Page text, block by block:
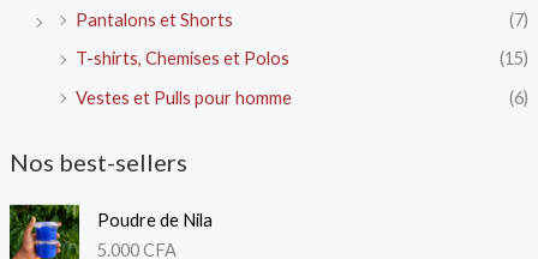
Pantalons et Shorts
(7)
T-shirts, Chemises et Polos
(15)
Vestes et Pulls pour homme
(6)
Nos best-sellers
Poudre de Nila
5.000CFA